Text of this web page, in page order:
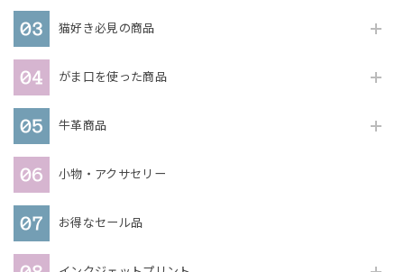
猫好き必見の商品
がま口を使った商品
牛革商品
小物・アクサセリー
お得なセール品